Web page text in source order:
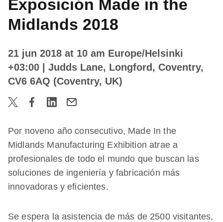
Exposición Made in the
Midlands 2018
21 jun 2018 at 10 am Europe/Helsinki
+03:00
| Judds Lane, Longford, Coventry,
CV6 6AQ (Coventry, UK)
Por noveno año consecutivo, Made In the
Midlands Manufacturing Exhibition atrae a
profesionales de todo el mundo que buscan las
soluciones de ingeniería y fabricación más
innovadoras y eficientes.
Se espera la asistencia de más de 2500 visitantes,